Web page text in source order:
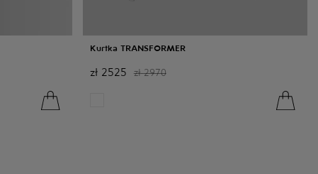
Kurtka TRANSFORMER
zł 2525 zł 2970